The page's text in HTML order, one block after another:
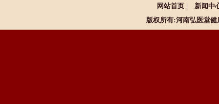
网站首页
新闻中
版权所有:河南弘医堂健